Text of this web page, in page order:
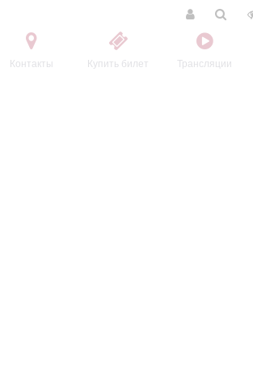
Контакты Купить билет Трансляции